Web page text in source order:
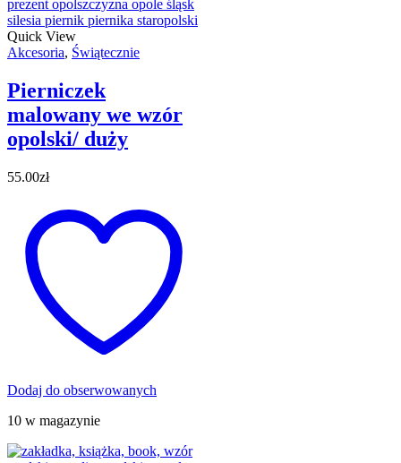
Quick View
Akcesoria, Świątecznie
Pierniczek
malowany we wzór
opolski/ duży
55.00zł
Dodaj do obserwowanych
10 w magazynie